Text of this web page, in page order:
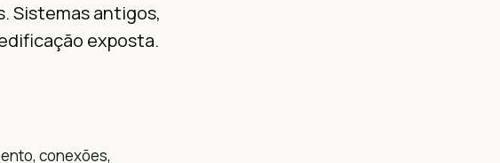
Sistemas antigos,
exposta.
conexões,